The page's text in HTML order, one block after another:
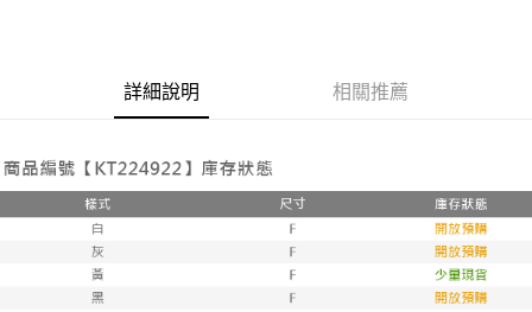
【注意事項】
1.本服務係由「台灣大哥大股份有限公司」（以下簡稱本公司）所提供，讓
用戶於交易時，得透過本服務購買商品或服務，並由商店將買賣／分期付款
買賣價金債權讓與本公司後，依約使用本公司帳單繳交帳款。
2.基於同意付款使用「大哥付你分期」之契約關係目的，商店將以您的個人
資料（包含姓名、電話或地址）提供予台灣大哥大進項蒐集、處理及利用，
由本公司與您本人進行分期帳單所需資料之確認、核對及更正。
１．於結帳方式選擇「AFTEE先享後付」後，將跳轉至「AFTEE先享後付」
結帳頁面，進行簡訊認證並確認金額後，即可完成結帳。
３．收到繳費通知簡訊後14天內，點擊此簡訊中的連結，可透過四大超商／
※ 請注意：結帳手續完成當下不需立刻繳費，但若您需要取消訂單，請聯絡
購買商品的店家。未經商家同意取消之訂單仍視為有效，需透過AFTEE先享
後付繳納相關費用。
※ 交易是否成功請以「AFTEE先享後付 」之結帳頁面顯示為準，若有關於
是否繳費成功／繳費後需取消欲退款等相關疑問，請聯繫「AFTEE先享後付
付款後全家取貨
已關閉，請勿下單
每筆NT$10,000
已關閉，請勿下單(付取)
每筆NT$10,000
詳細說明 相關推薦